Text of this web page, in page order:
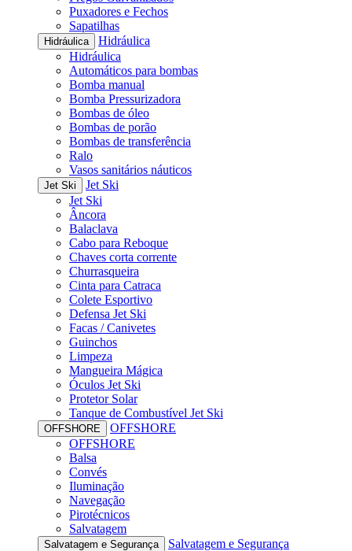
Puxadores e Fechos
Sapatilhas
Hidráulica
Hidráulica
Hidráulica
Automáticos para bombas
Bomba manual
Bomba Pressurizadora
Bombas de óleo
Bombas de porão
Bombas de transferência
Ralo
Vasos sanitários náuticos
Jet Ski
Jet Ski
Jet Ski
Âncora
Balaclava
Cabo para Reboque
Chaves corta corrente
Churrasqueira
Cinta para Catraca
Colete Esportivo
Defensa Jet Ski
Facas / Canivetes
Guinchos
Limpeza
Mangueira Mágica
Óculos Jet Ski
Protetor Solar
Tanque de Combustível Jet Ski
OFFSHORE
OFFSHORE
OFFSHORE
Balsa
Convés
Iluminação
Navegação
Pirotécnicos
Salvatagem
Salvatagem e Segurança
Salvatagem e Segurança